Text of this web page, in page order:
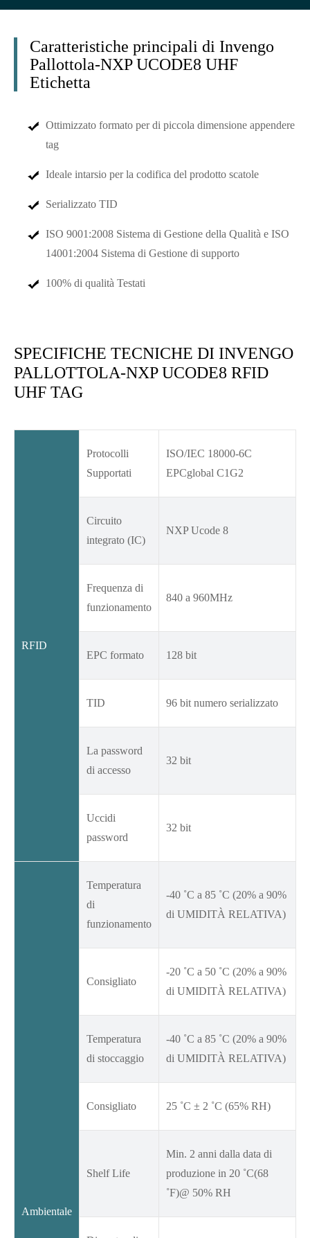
Caratteristiche principali di Invengo
Pallottola-NXP UCODE8 UHF
Etichetta
Ottimizzato formato per di piccola dimensione appendere
tag
Ideale intarsio per la codifica del prodotto scatole
Serializzato TID
ISO 9001:2008 Sistema di Gestione della Qualità e ISO
14001:2004 Sistema di Gestione di supporto
100% di qualità Testati
SPECIFICHE TECNICHE DI INVENGO
PALLOTTOLA-NXP UCODE8 RFID
UHF TAG
RFID
Protocolli
Supportati
ISO/IEC 18000-6C
EPCglobal C1G2
Circuito
integrato (IC)
NXP Ucode 8
Frequenza di
funzionamento
840 a 960MHz
EPC formato 128 bit
TID 96 bit numero serializzato
La password
di accesso
32 bit
Uccidi
password
32 bit
Ambientale
Temperatura
di
funzionamento
-40 ˚C a 85 ˚C (20% a 90%
di UMIDITÀ RELATIVA)
Consigliato
-20 ˚C a 50 ˚C (20% a 90%
di UMIDITÀ RELATIVA)
Temperatura
di stoccaggio
-40 ˚C a 85 ˚C (20% a 90%
di UMIDITÀ RELATIVA)
Consigliato 25 ˚C ± 2 ˚C (65% RH)
Shelf Life
Min. 2 anni dalla data di
produzione in 20 ˚C(68
˚F)@ 50% RH